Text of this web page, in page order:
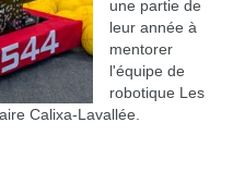
une partie de
leur année à
mentorer
l'équipe de
robotique Les
Calixa-Lavallée.